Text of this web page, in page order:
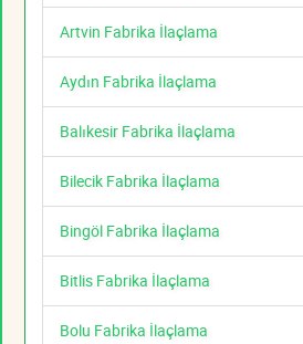
Artvin Fabrika İlaçlama
Aydın Fabrika İlaçlama
Balıkesir Fabrika İlaçlama
Bilecik Fabrika İlaçlama
Bingöl Fabrika İlaçlama
Bitlis Fabrika İlaçlama
Bolu Fabrika İlaçlama